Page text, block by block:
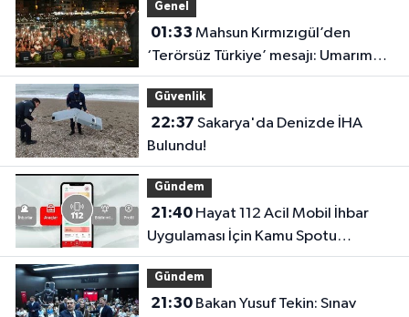
Genel
01:33
‘Terörsüz Türkiye’ mesajı: Umarım
barış kalıcı olur
Güvenlik
22:37
Bulundu!
Gündem
21:40Hayat 112 Acil Mobil İhbar
Uygulaması İçin Kamu Spotu
Yayında!
Gündem
21:30Bakan Yusuf Tekin: Sınav